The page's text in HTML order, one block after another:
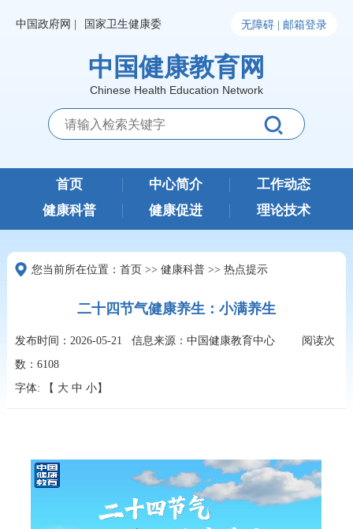
中国政府网 | 国家卫生健康委 无障碍 | 邮箱登录
中国健康教育网
Chinese Health Education Network
首页 中心简介
工作动态
健康科普
健康促进 理论技术
您当前所在位置： 首页 >> 健康科普>> 热点提示
二十四节气健康养生：小满养生
发布时间：2026-05-21 信息来源：中国健康教育中心
阅读次
数： 6108
字体: 【 大 中 小】